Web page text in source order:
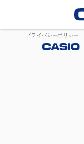
プライバシーポリシー